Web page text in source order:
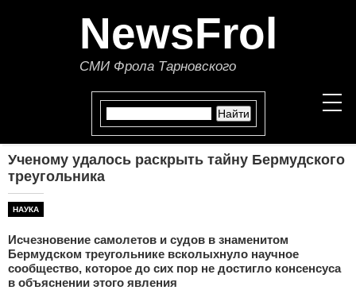
NewsFrol
СМИ Фрола Тарновского
ПОЛИТИКА
ЭКОНОМИКА
Ученому удалось раскрыть тайну Бермудского
треугольника
НАУКА
Исчезновение самолетов и судов в знаменитом
Бермудском треугольнике всколыхнуло научное
сообщество, которое до сих пор не достигло консенсуса
в объяснении этого явления